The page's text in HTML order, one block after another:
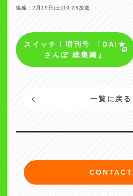
後編：2月15日(土)10:25放送
スイッチ！増刊号 「DAI★
さんぽ 総集編」
一覧に戻る
CONTACT